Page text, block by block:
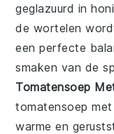
geglazuurd in
de wortelen
een perfecte
smaken van de
Tomatensoep
tomatensoep
warme en